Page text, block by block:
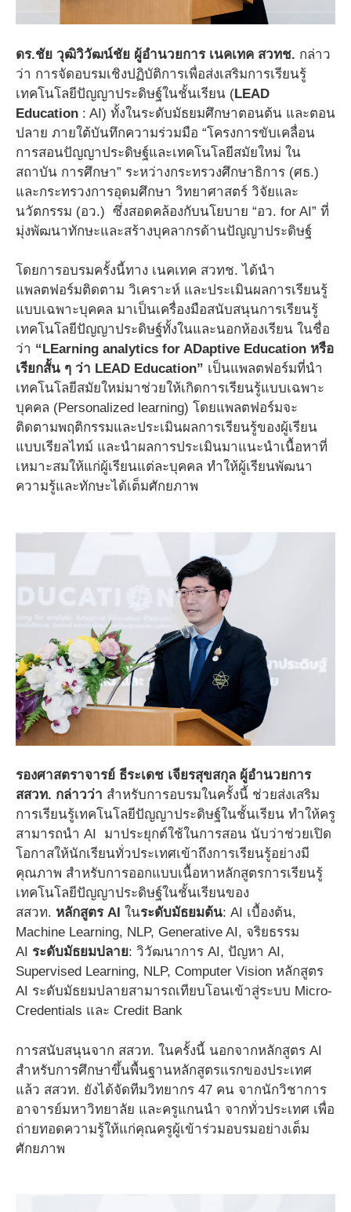
ดร.ชัย วุฒิวิวัฒน์ชัย ผู้อำนวยการ เนคเทค สวทช. กล่าว
ว่า การจัดอบรมเชิงปฏิบัติการเพื่อส่งเสริมการเรียนรู้
เทคโนโลยีปัญญาประดิษฐ์ในชั้นเรียน (LEAD
Education : AI) ทั้งในระดับมัธยมศึกษาตอนต้น และตอน
ปลาย ภายใต้บันทึกความร่วมมือ “โครงการขับเคลื่อน
การสอนปัญญาประดิษฐ์และเทคโนโลยีสมัยใหม่ ใน
สถาบัน การศึกษา” ระหว่างกระทรวงศึกษาธิการ (ศธ.)
และกระทรวงการอุดมศึกษา วิทยาศาสตร์ วิจัยและ
นวัตกรรม (อว.) ซึ่งสอดคล้องกับนโยบาย “อว. for AI” ที่
มุ่งพัฒนาทักษะและสร้างบุคลากรด้านปัญญาประดิษฐ์
โดยการอบรมครั้งนี้ทาง เนคเทค สวทช. ได้นำ
แพลตฟอร์มติดตาม วิเคราะห์ และประเมินผลการเรียนรู้
แบบเฉพาะบุคคล มาเป็นเครื่องมือสนับสนุนการเรียนรู้
เทคโนโลยีปัญญาประดิษฐ์ทั้งในและนอกห้องเรียน ในชื่อ
ว่า “LEarning analytics for ADaptive Education หรือ
เรียกสั้น ๆ ว่า LEAD Education” เป็นแพลตฟอร์มที่นำ
เทคโนโลยีสมัยใหม่มาช่วยให้เกิดการเรียนรู้แบบเฉพาะ
บุคคล (Personalized learning) โดยแพลตฟอร์มจะ
ติดตามพฤติกรรมและประเมินผลการเรียนรู้ของผู้เรียน
แบบเรียลไทม์ และนำผลการประเมินมาแนะนำเนื้อหาที่
เหมาะสมให้แก่ผู้เรียนแต่ละบุคคล ทำให้ผู้เรียนพัฒนา
ความรู้และทักษะได้เต็มศักยภาพ
รองศาสตราจารย์ ธีระเดช เจียรสุขสกุล ผู้อำนวยการ
สสวท. กล่าวว่า สำหรับการอบรมในครั้งนี้ ช่วยส่งเสริม
การเรียนรู้เทคโนโลยีปัญญาประดิษฐ์ในชั้นเรียน ทำให้ครู
สามารถนำ AI มาประยุกต์ใช้ในการสอน นับว่าช่วยเปิด
โอกาสให้นักเรียนทั่วประเทศเข้าถึงการเรียนรู้อย่างมี
คุณภาพ สำหรับการออกแบบเนื้อหาหลักสูตรการเรียนรู้
เทคโนโลยีปัญญาประดิษฐ์ในชั้นเรียนของ
สสวท. หลักสูตร AI ในระดับมัธยมต้น: AI เบื้องต้น,
Machine Learning, NLP, Generative AI, จริยธรรม
AI ระดับมัธยมปลาย: วิวัฒนาการ AI, ปัญหา AI,
Supervised Learning, NLP, Computer Vision หลักสูตร
AI ระดับมัธยมปลายสามารถเทียบโอนเข้าสู่ระบบ Micro-
Credentials และ Credit Bank
การสนับสนุนจาก สสวท. ในครั้งนี้ นอกจากหลักสูตร AI
สำหรับการศึกษาขึ้นพื้นฐานหลักสูตรแรกของประเทศ
แล้ว สสวท. ยังได้จัดทีมวิทยากร 47 คน จากนักวิชาการ
อาจารย์มหาวิทยาลัย และครูแกนนำ จากทั่วประเทศ เพื่อ
ถ่ายทอดความรู้ให้แก่คุณครูผู้เข้าร่วมอบรมอย่างเต็ม
ศักยภาพ